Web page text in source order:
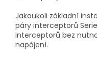
Jakoukoli základní
páry interceptorů
interceptorů bez
napájení.